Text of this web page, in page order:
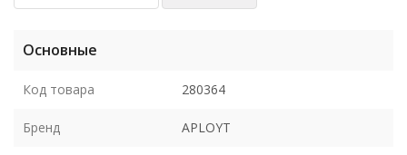
Основные
Код товара 280364
Бренд APLOYT